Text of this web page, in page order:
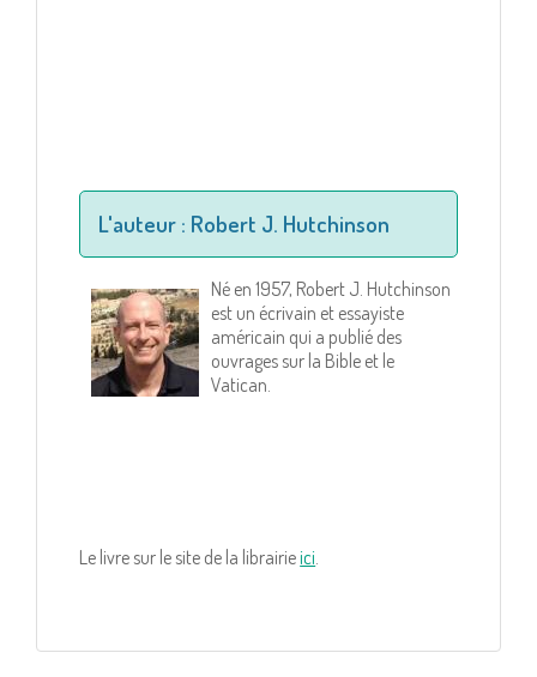
L'auteur : Robert J. Hutchinson
Né en 1957, Robert J. Hutchinson
est un écrivain et essayiste
américain qui a publié des
ouvrages sur la Bible et le
Vatican.
Le livre sur le site de la librairieici